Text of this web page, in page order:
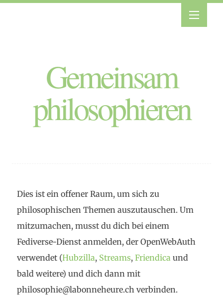
Gemeinsam
philosophieren
Dies ist ein offener Raum, um sich zu
philosophischen Themen auszutauschen. Um
mitzumachen, musst du dich bei einem
Fediverse-Dienst anmelden, der OpenWebAuth
verwendet (Hubzilla, Streams, Friendica und
bald weitere) und dich dann mit
philosophie@labonneheure.ch verbinden.